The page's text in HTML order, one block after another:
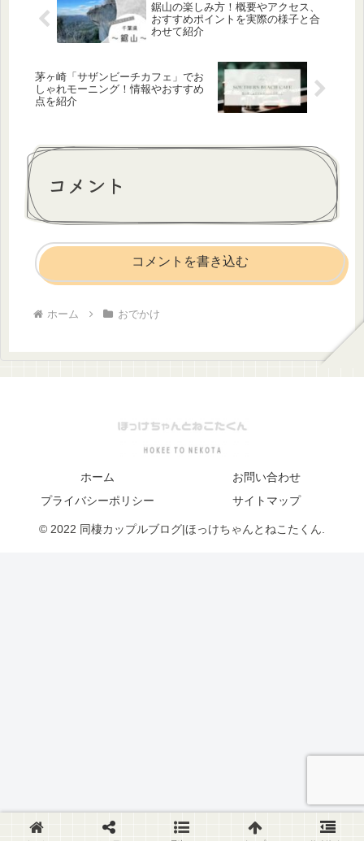
鋸山の楽しみ方！概要やアクセス、
おすすめポイントを実際の様子と合
わせて紹介
茅ヶ崎「サザンビーチカフェ」でお
しゃれモーニング！情報やおすすめ
点を紹介
コメント
コメントを書き込む
ホーム おでかけ
ホーム
お問い合わせ
プライバシーポリシー
サイトマップ
© 2022 同棲カップルブログ|ほっけちゃんとねこたくん.